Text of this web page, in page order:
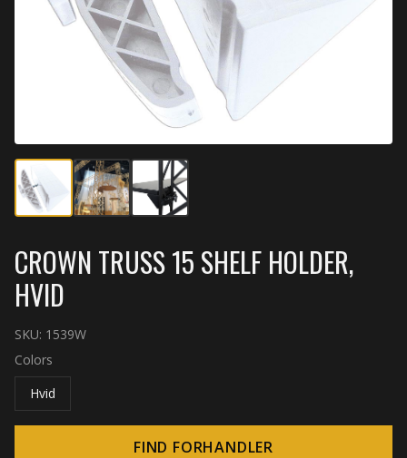
CROWN TRUSS 15 SHELF HOLDER,
HVID
SKU: 1539W
Colors
Hvid
FIND FORHANDLER